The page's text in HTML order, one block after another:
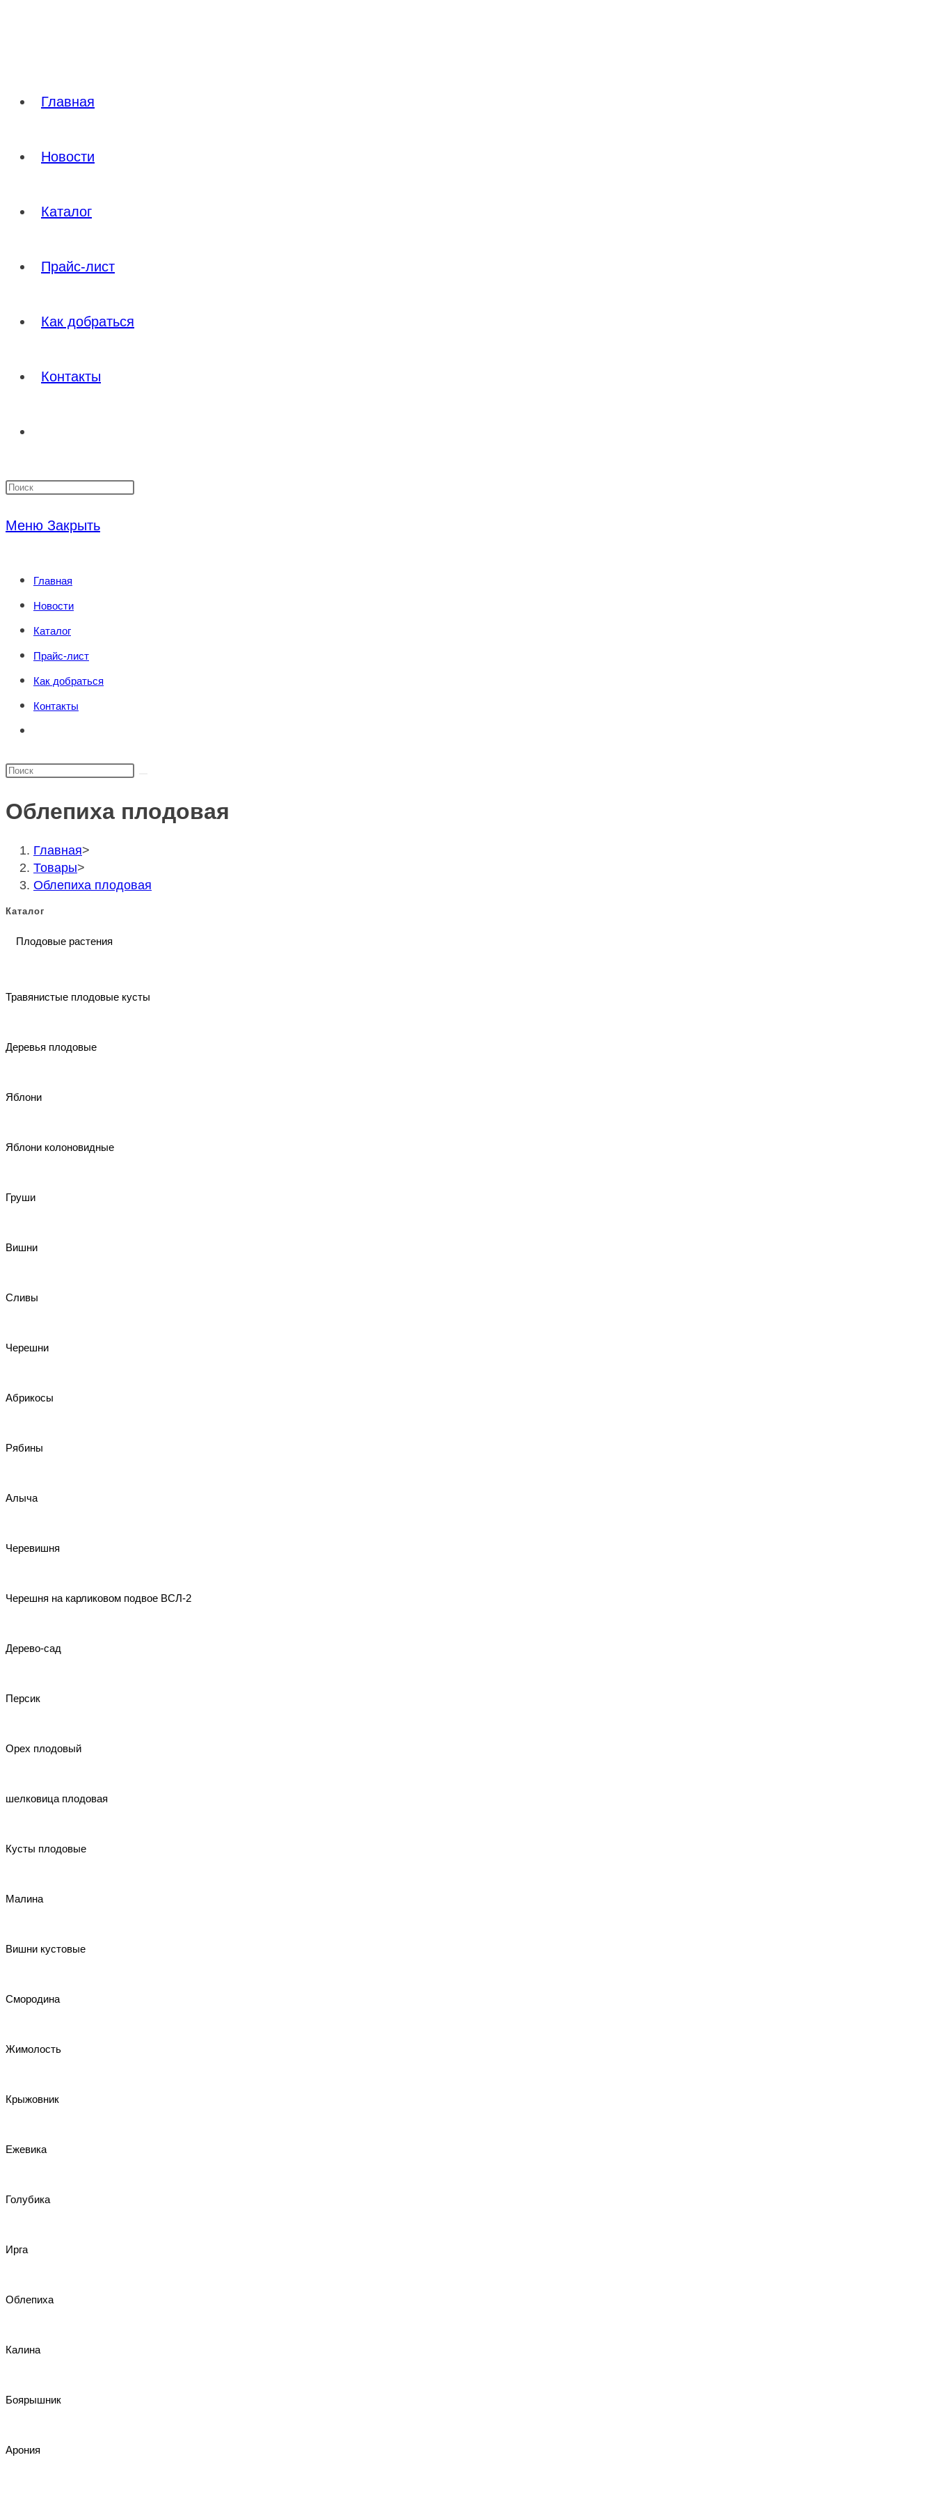
Главная
Новости
Каталог
Прайс-лист
Как добраться
Контакты
поиск
сайту
Нажмите
Меню Закрыть
Главная
Новости
Каталог
Прайс-лист
Как добраться
Контакты
по
сайту
Поиск
сайте
Облепиха плодовая
Главная>
Товары>
Облепиха плодовая
Каталог
Плодовые растения
Травянистые плодовые кусты
Деревья плодовые
Яблони
Яблони колоновидные
Груши
Вишни
Сливы
Черешни
Абрикосы
Рябины
Алыча
Черевишня
Черешня на карликовом подвое ВСЛ-2
Дерево-сад
Персик
Орех плодовый
шелковица плодовая
Кусты плодовые
Малина
Вишни кустовые
Смородина
Жимолость
Крыжовник
Ежевика
Голубика
Ирга
Облепиха
Калина
Боярышник
Арония